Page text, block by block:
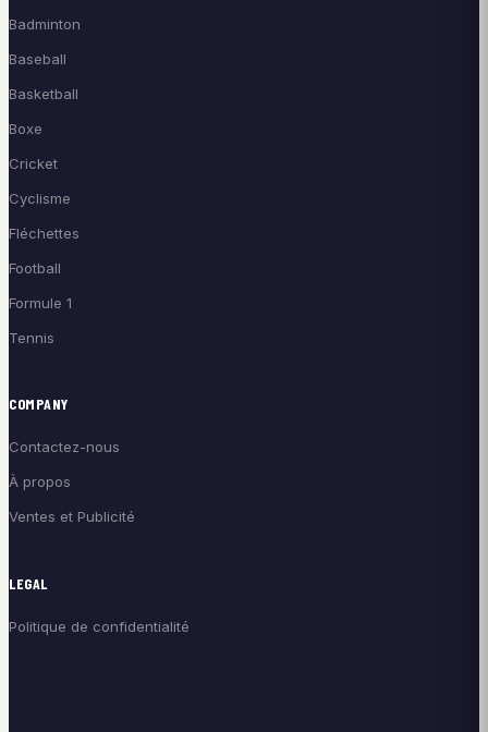
Badminton
Baseball
Basketball
Boxe
Cricket
Cyclisme
Fléchettes
Football
Formule 1
Tennis
COMPANY
Contactez-nous
À propos
Ventes et Publicité
LEGAL
Politique de confidentialité